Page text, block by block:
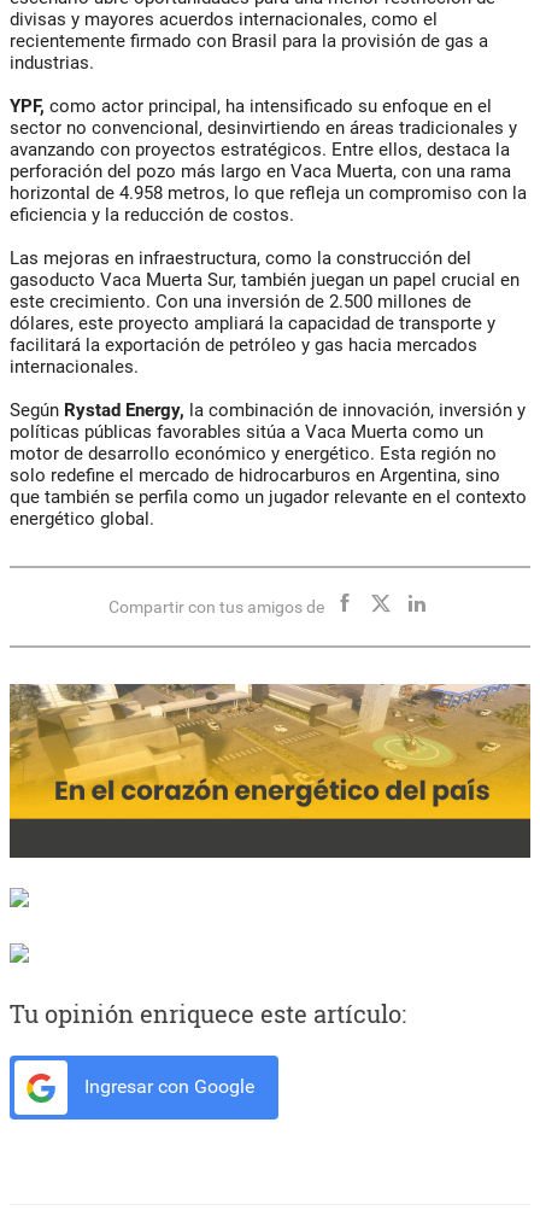
divisas y mayores acuerdos internacionales, como el
recientemente firmado con Brasil para la provisión de gas a
industrias.
YPF, como actor principal, ha intensificado su enfoque en el
sector no convencional, desinvirtiendo en áreas tradicionales y
avanzando con proyectos estratégicos. Entre ellos, destaca la
perforación del pozo más largo en Vaca Muerta, con una rama
horizontal de 4.958 metros, lo que refleja un compromiso con la
eficiencia y la reducción de costos.
Las mejoras en infraestructura, como la construcción del
gasoducto Vaca Muerta Sur, también juegan un papel crucial en
este crecimiento. Con una inversión de 2.500 millones de
dólares, este proyecto ampliará la capacidad de transporte y
facilitará la exportación de petróleo y gas hacia mercados
internacionales.
Según Rystad Energy, la combinación de innovación, inversión y
políticas públicas favorables sitúa a Vaca Muerta como un
motor de desarrollo económico y energético. Esta región no
solo redefine el mercado de hidrocarburos en Argentina, sino
que también se perfila como un jugador relevante en el contexto
energético global.
Compartir con tus amigos de
Tu opinión enriquece este artículo:
Ingresar con Google